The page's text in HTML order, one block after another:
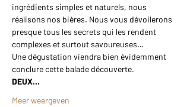
ingrédients simples et naturels, nous
réalisons nos bières. Nous vous dévoilerons
presque tous les secrets qui les rendent
complexes et surtout savoureuses…
Une dégustation viendra bien évidemment
conclure cette balade découverte.
DEUX…
Meer weergeven